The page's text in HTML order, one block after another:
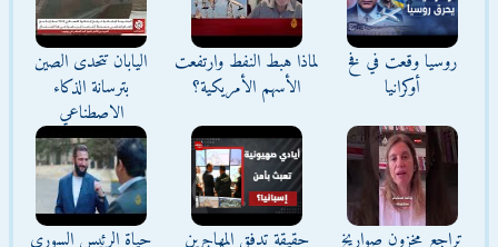
روسيا وقعت في فخ
أوكرانيا
لماذا هبط النفط وارتفعت
الأسهم الأمريكية؟
اليابان تتحدى الصين
بترسانة الذكاء
الاصطناعي
تراجع مخزون صواريخ
حقيقة تدفق المهاجرين
حياة الرئيس السوري